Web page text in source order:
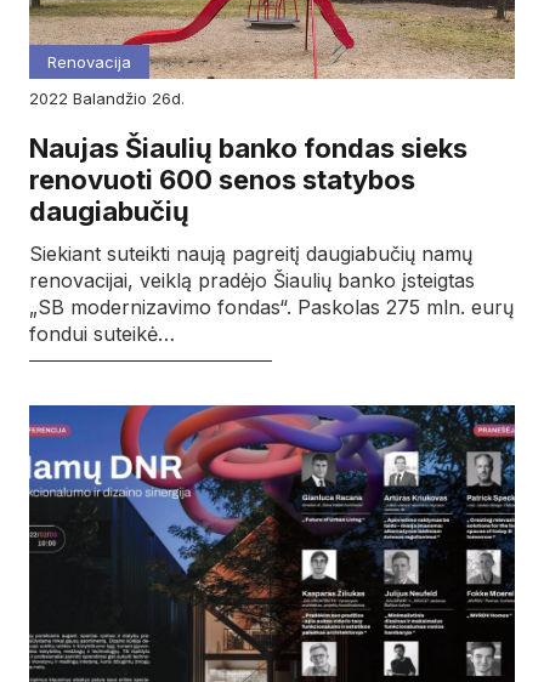
Renovacija
2022
balandžio 26d.
Naujas Šiaulių banko fondas sieks
renovuoti 600 senos statybos
daugiabučių
Siekiant suteikti naują pagreitį daugiabučių namų
renovacijai, veiklą pradėjo Šiaulių banko įsteigtas
„SB modernizavimo fondas“. Paskolas 275 mln. eurų
fondui suteikė…